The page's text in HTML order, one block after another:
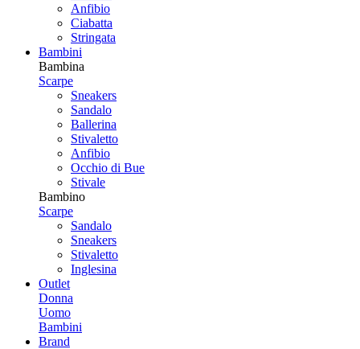
Anfibio
Ciabatta
Stringata
Bambini
Bambina
Scarpe
Sneakers
Sandalo
Ballerina
Stivaletto
Anfibio
Occhio di Bue
Stivale
Bambino
Scarpe
Sandalo
Sneakers
Stivaletto
Inglesina
Outlet
Donna
Uomo
Bambini
Brand